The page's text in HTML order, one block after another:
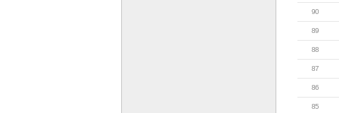
90
89
88
87
86
85